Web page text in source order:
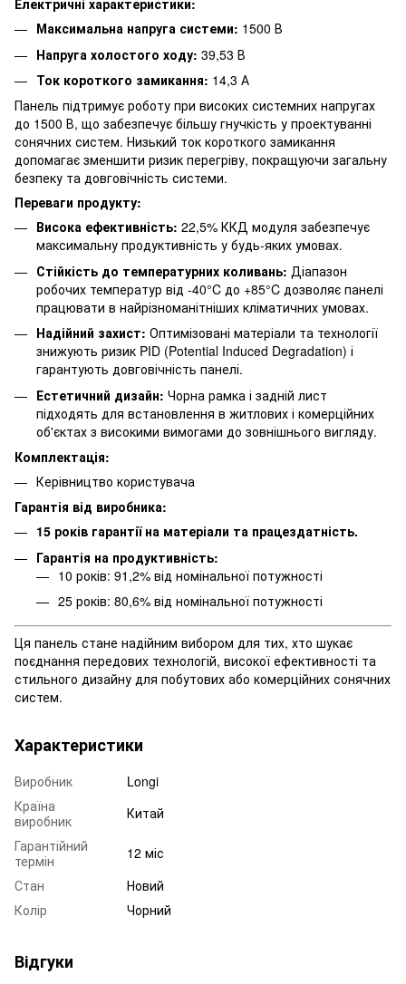
Електричні характеристики:
Максимальна напруга системи: 1500 В
Напруга холостого ходу: 39,53 В
Ток короткого замикання: 14,3 А
Панель підтримує роботу при високих системних напругах
до 1500 В, що забезпечує більшу гнучкість у проектуванні
сонячних систем. Низький ток короткого замикання
допомагає зменшити ризик перегріву, покращуючи загальну
безпеку та довговічність системи.
Переваги продукту:
Висока ефективність: 22,5% ККД модуля забезпечує
максимальну продуктивність у будь-яких умовах.
Стійкість до температурних коливань: Діапазон
робочих температур від -40°C до +85°C дозволяє панелі
працювати в найрізноманітніших кліматичних умовах.
Надійний захист: Оптимізовані матеріали та технології
знижують ризик PID (Potential Induced Degradation) і
гарантують довговічність панелі.
Естетичний дизайн: Чорна рамка і задній лист
підходять для встановлення в житлових і комерційних
об'єктах з високими вимогами до зовнішнього вигляду.
Комплектація:
Керівництво користувача
Гарантія від виробника:
15 років гарантії на матеріали та працездатність.
Гарантія на продуктивність:
10 років: 91,2% від номінальної потужності
25 років: 80,6% від номінальної потужності
Ця панель стане надійним вибором для тих, хто шукає
поєднання передових технологій, високої ефективності та
стильного дизайну для побутових або комерційних сонячних
систем.
Характеристики
Виробник
Longi
Країна
виробник
Китай
Гарантійний
термін
12 міс
Стан
Новий
Колір
Чорний
Відгуки